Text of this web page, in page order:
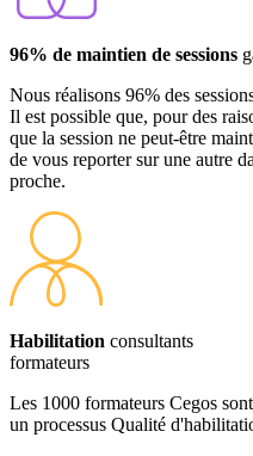
96% de maintien de sessions
Nous réalisons 96% des
Il est possible que, pour des
que la session ne peut-être
de vous reporter sur une autre
proche.
Habilitation consultants
formateurs
Les 1000 formateurs Cegos
un processus Qualité